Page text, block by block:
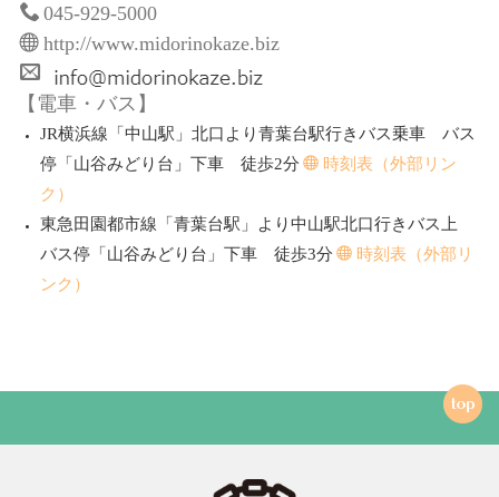
045-929-5000
http://www.midorinokaze.biz
【電車・バス】
JR横浜線「中山駅」北口より青葉台駅行きバス乗車 バス
停「山谷みどり台」下車 徒歩2分
時刻表（外部リン
ク）
東急田園都市線「青葉台駅」より中山駅北口行きバス上
バス停「山谷みどり台」下車 徒歩3分
時刻表（外部リ
ンク）